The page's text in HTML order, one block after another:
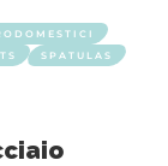
SPATULAS